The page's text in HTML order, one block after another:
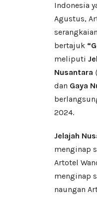
Indonesia
Agustus,
bertajuk
meliputi
Nusantara
dan Gaya
2024.
Jelajah
menginap
Artotel
menginap
naungan